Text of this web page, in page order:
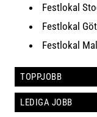
Festlokal
Festlokal
Festlokal
TOPPJOBB
LEDIGA JOBB